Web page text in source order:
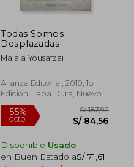
Todas Somos
Desplazadas
Malala Yousafzai
Alianza Editorial, 2019, 1o
Edición, Tapa Dura, Nuevo
Disponible Usado
en Buen Estado aS/ 71,61